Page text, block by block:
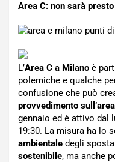
Area C: non sarà
L’Area C a Milano è
polemiche e qualche
confusione che può
provvedimento
gennaio ed è attivo dal
19:30. La misura ha lo
ambientale degli
sostenibile, ma anche